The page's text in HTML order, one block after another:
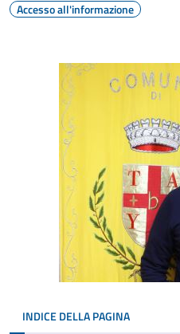
Accesso all'informazione
INDICE DELLA PAGINA